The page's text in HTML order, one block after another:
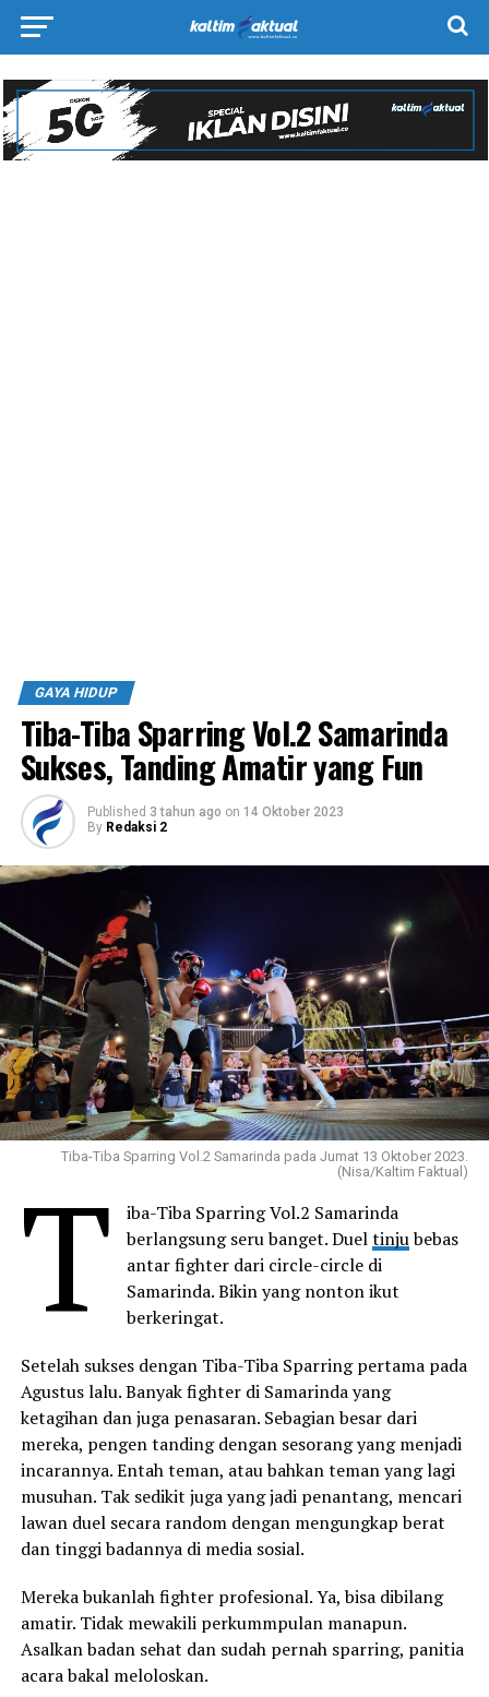
GAYA HIDUP
Tiba-Tiba Sparring Vol.2 Samarinda
Sukses, Tanding Amatir yang Fun
Published 3 tahun ago on 14 Oktober 2023
By Redaksi 2
Tiba-Tiba Sparring Vol.2 Samarinda pada Jumat 13 Oktober 2023.
(Nisa/Kaltim Faktual)
T
iba-Tiba Sparring Vol.2 Samarinda
berlangsung seru banget. Dueltinjubebas
antar fighter dari circle-circle di
Samarinda. Bikin yang nonton ikut
berkeringat.
Setelah sukses dengan Tiba-Tiba Sparring pertama pada
Agustus lalu. Banyak fighter di Samarinda yang
ketagihan dan juga penasaran. Sebagian besar dari
mereka, pengen tanding dengan sesorang yang menjadi
incarannya. Entah teman, atau bahkan teman yang lagi
musuhan. Tak sedikit juga yang jadi penantang, mencari
lawan duel secara random dengan mengungkap berat
dan tinggi badannya di media sosial.
Mereka bukanlah fighter profesional. Ya, bisa dibilang
amatir. Tidak mewakili perkummpulan manapun.
Asalkan badan sehat dan sudah pernah sparring, panitia
acara bakal meloloskan.